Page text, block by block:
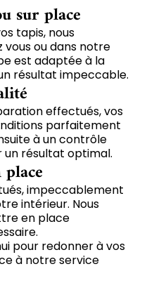
sur place
tapis, nous
ou dans notre
est adaptée à la
résultat impeccable.
effectués, vos
parfaitement
à un contrôle
un résultat optimal.
impeccablement
intérieur. Nous
en place
pour redonner à vos
à notre service